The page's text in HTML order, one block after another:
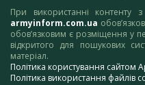
При використанні контенту
armyinform.com.ua
обов’язковим є розміщення у
відкритого для пошукових
матеріал.
Політика користування сайтом
Політика використання файлів